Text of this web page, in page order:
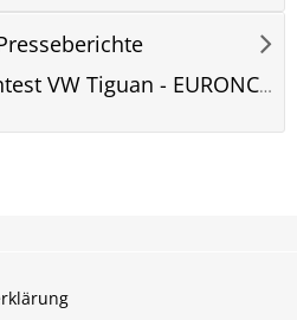
20241204: Crashtest VW Tiguan - EURONCAP CRASHTESTS 2024 5 Sterne sind immer noch nicht selbstverständlich